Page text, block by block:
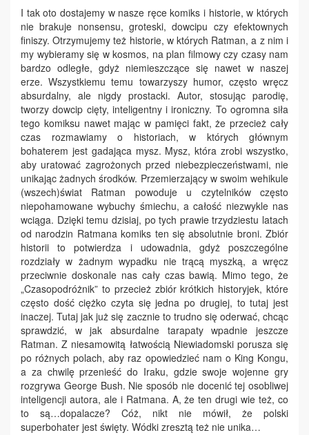
I tak oto dostajemy w nasze ręce komiks i historie, w których
nie brakuje nonsensu, groteski, dowcipu czy efektownych
finiszy. Otrzymujemy też historie, w których Ratman, a z nim i
my wybieramy się w kosmos, na plan filmowy czy czasy nam
bardzo odległe, gdyż niemieszczące się nawet w naszej
erze. Wszystkiemu temu towarzyszy humor, często wręcz
absurdalny, ale nigdy prostacki. Autor, stosując parodię,
tworzy dowcip cięty, inteligentny i ironiczny. To ogromna siła
tego komiksu nawet mając w pamięci fakt, że przecież cały
czas rozmawiamy o historiach, w których głównym
bohaterem jest gadająca mysz. Mysz, która zrobi wszystko,
aby uratować zagrożonych przed niebezpieczeństwami, nie
unikając żadnych środków. Przemierzający w swoim wehikule
(wszech)świat Ratman powoduje u czytelników często
niepohamowane wybuchy śmiechu, a całość niezwykle nas
wciąga. Dzięki temu dzisiaj, po tych prawie trzydziestu latach
od narodzin Ratmana komiks ten się absolutnie broni. Zbiór
historii to potwierdza i udowadnia, gdyż poszczególne
rozdziały w żadnym wypadku nie trącą myszką, a wręcz
przeciwnie doskonale nas cały czas bawią. Mimo tego, że
„Czasopodróżnik” to przecież zbiór krótkich historyjek, które
często dość ciężko czyta się jedna po drugiej, to tutaj jest
inaczej. Tutaj jak już się zacznie to trudno się oderwać, chcąc
sprawdzić, w jak absurdalne tarapaty wpadnie jeszcze
Ratman. Z niesamowitą łatwością Niewiadomski porusza się
po różnych polach, aby raz opowiedzieć nam o King Kongu,
a za chwilę przenieść do Iraku, gdzie swoje wojenne gry
rozgrywa George Bush. Nie sposób nie docenić tej osobliwej
inteligencji autora, ale i Ratmana. A, że ten drugi wie też, co
to są…dopalacze? Cóż, nikt nie mówił, że polski
superbohater jest święty. Wódki zresztą też nie unika…